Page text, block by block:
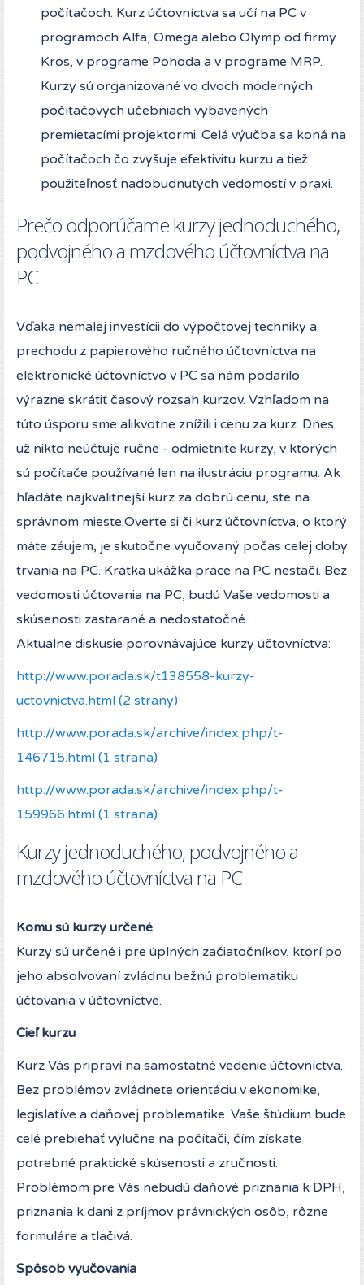
počítačoch. Kurz účtovníctva sa učí na PC v
programoch Alfa, Omega alebo Olymp od firmy
Kros, v programe Pohoda a v programe MRP.
Kurzy sú organizované vo dvoch moderných
počítačových učebniach vybavených
premietacími projektormi. Celá výučba sa koná na
počítačoch čo zvyšuje efektivitu kurzu a tiež
použiteľnosť nadobudnutých vedomostí v praxi.
Prečo odporúčame kurzy jednoduchého,
podvojného a mzdového účtovníctva na
PC
Vďaka nemalej investícii do výpočtovej techniky a
prechodu z papierového ručného účtovníctva na
elektronické účtovníctvo v PC sa nám podarilo
výrazne skrátiť časový rozsah kurzov. Vzhľadom na
túto úsporu sme alikvotne znížili i cenu za kurz. Dnes
už nikto neúčtuje ručne - odmietnite kurzy, v ktorých
sú počítače používané len na ilustráciu programu. Ak
hľadáte najkvalitnejší kurz za dobrú cenu, ste na
správnom mieste.Overte si či kurz účtovníctva, o ktorý
máte záujem, je skutočne vyučovaný počas celej doby
trvania na PC. Krátka ukážka práce na PC nestačí. Bez
vedomosti účtovania na PC, budú Vaše vedomosti a
skúsenosti zastarané a nedostatočné.
Aktuálne diskusie porovnávajúce kurzy účtovníctva:
http://www.porada.sk/t138558-kurzy-
uctovnictva.html (2 strany)
http://www.porada.sk/archive/index.php/t-
146715.html (1 strana)
http://www.porada.sk/archive/index.php/t-
159966.html (1 strana)
Kurzy jednoduchého, podvojného a
mzdového účtovníctva na PC
Komu sú kurzy určené
Kurzy sú určené i pre úplných začiatočníkov, ktorí po
jeho absolvovaní zvládnu bežnú problematiku
účtovania v účtovníctve.
Cieľ kurzu
Kurz Vás pripraví na samostatné vedenie účtovníctva.
Bez problémov zvládnete orientáciu v ekonomike,
legislatíve a daňovej problematike. Vaše štúdium bude
celé prebiehať výlučne na počítači, čím získate
potrebné praktické skúsenosti a zručnosti.
Problémom pre Vás nebudú daňové priznania k DPH,
priznania k dani z príjmov právnických osôb, rôzne
formuláre a tlačivá.
Spôsob vyučovania